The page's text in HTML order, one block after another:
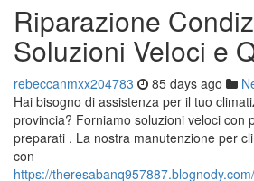
Riparazione
Soluzioni Veloci e
rebeccanmxx204783 85 days ago
Hai bisogno di assistenza per il tuo
provincia? Forniamo soluzioni veloci con
preparati . La nostra manutenzione per
con
https://